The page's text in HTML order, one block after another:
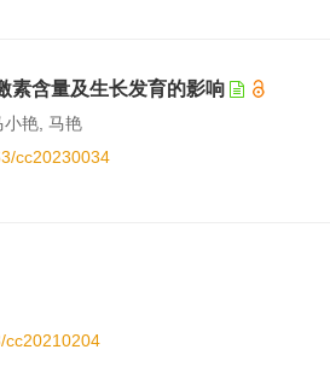
素含量及生长发育的影响
小艳, 马艳
cc20230034
cc20210204